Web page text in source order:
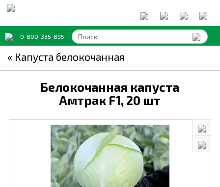
0-800-335-895
« Капуста белокочанная
Белокочанная капуста
Амтрак F1, 20 шт